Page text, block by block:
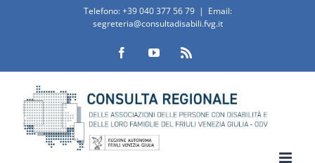
Telefono:+39 040 377 56 79 | Email:
segreteria@consultadisabili.fvg.it
FacebookYouTubeRss